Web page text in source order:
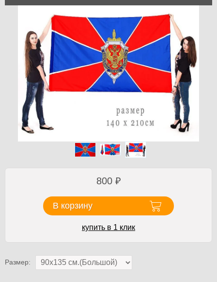
800 ₽
В корзину
купить в 1 клик
Размер: